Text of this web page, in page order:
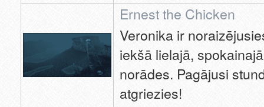
Ernest the Chicken
Veronika ir
iekšā lielajā,
norādes. Pagājusi
atgriezies!